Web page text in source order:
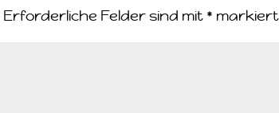
Erforderliche Felder sind mit * markiert